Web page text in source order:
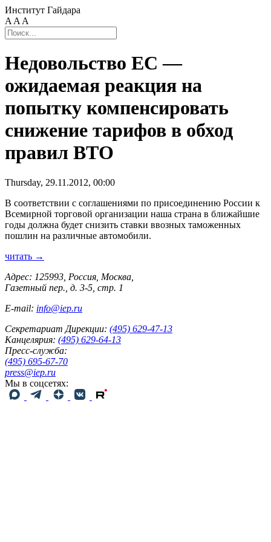
Институт Гайдара
A A A
Недовольство ЕС —
ожидаемая реакция на
попытку компенсировать
снижение тарифов в обход
правил ВТО
Thursday, 29.11.2012, 00:00
В соответствии с соглашениями по присоединению России к
Всемирной торговой организации наша страна в ближайшие
годы должна будет снизить ставки ввозных таможенных
пошлин на различные автомобили.
читать →
Адрес: 125993, Россия, Москва,
Газетный пер., д. 3-5, стр. 1
E-mail: info@iep.ru
Секретариат Дирекции: (495) 629-47-13
Канцелярия: (495) 629-64-13
Пресс-служба:
(495) 695-67-70
press@iep.ru
Мы в соцсетях: